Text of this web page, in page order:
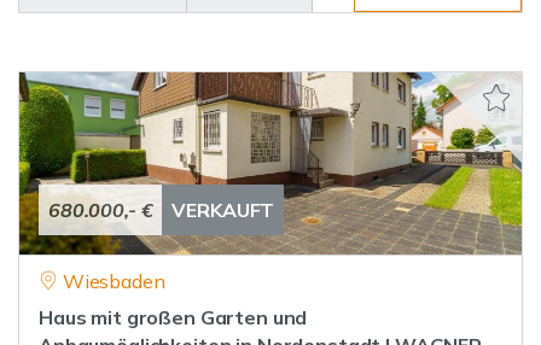
680.000,- € VERKAUFT
Wiesbaden
Haus mit großen Garten und